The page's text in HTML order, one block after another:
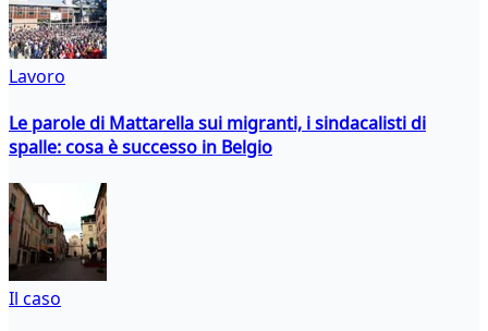
Lavoro
Le parole di Mattarella sui migranti, i sindacalisti di
spalle: cosa è successo in Belgio
Il caso